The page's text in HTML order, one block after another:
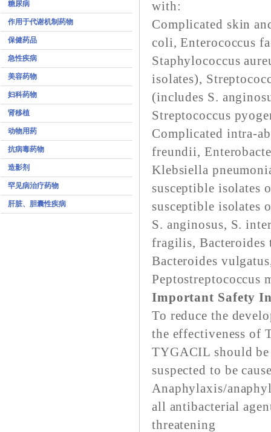
糖尿病
作用于代谢机制药物
保健药品
急性疾病
美容药物
妇科药物
肾移植
动物用药
抗病毒药物
造影剂
罕见病治疗药物
肝脏、胆囊性疾病
with:
Complicated skin
coli, Enterococcus
Staphylococcus
isolates),
(includes S.
Streptococcus
Complicated intra-
freundii,
Klebsiella
susceptible isolates
susceptible isolates
S. anginosus, S.
fragilis, Bacteroides
Bacteroides
Peptostreptococcus
Important Safety
To reduce the
the effectiveness of
TYGACIL should
suspected to be
Anaphylaxis/
all antibacterial
threatening